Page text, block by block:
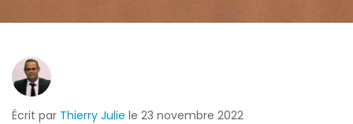
Écrit par Thierry Julie le 23 novembre 2022